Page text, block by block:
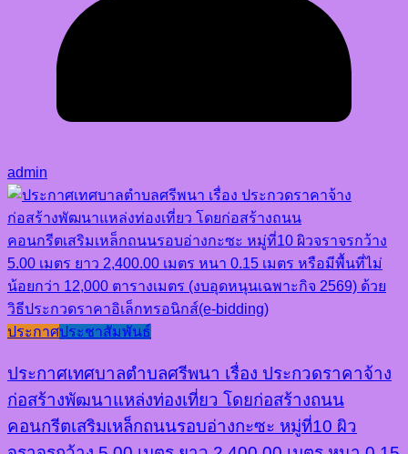
admin
ประกาศประชาสัมพันธ์
ประกาศเทศบาลตำบลศรีพนา เรื่อง ประกวดราคาจ้าง
ก่อสร้างพัฒนาแหล่งท่องเที่ยว โดยก่อสร้างถนน
คอนกรีตเสริมเหล็กถนนรอบอ่างกะซะ หมู่ที่10 ผิว